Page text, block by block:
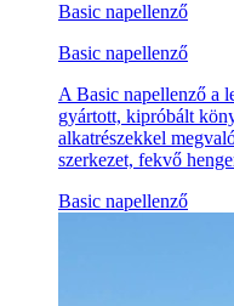
Basic napellenző
Basic napellenző
A Basic napellenző a
gyártott, kipróbált
alkatrészekkel
szerkezet, fekvő
Basic napellenző